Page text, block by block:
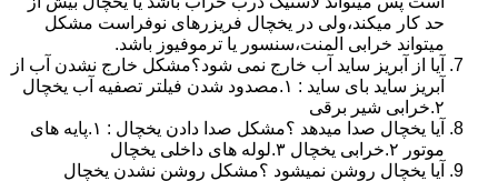
حد کار میکند،ولی در یخچال فریزرهای نوفراست مشکل
میتواند خرابی المنت،سنسور یا ترموفیوز باشد.
آیا از آبریز ساید آب خارج نمی شود؟مشکل خارج نشدن آب از
آبریز ساید بای ساید : ۱.مصدود شدن فیلتر تصفیه آب یخچال
۲.خرابی شیر برقی
آیا یخچال صدا میدهد ؟مشکل صدا دادن یخچال : ۱.پایه های
موتور ۲.خرابی یخچال ۳.لوله های داخلی یخچال
آیا یخچال روشن نمیشود ؟مشکل روشن نشدن یخچال